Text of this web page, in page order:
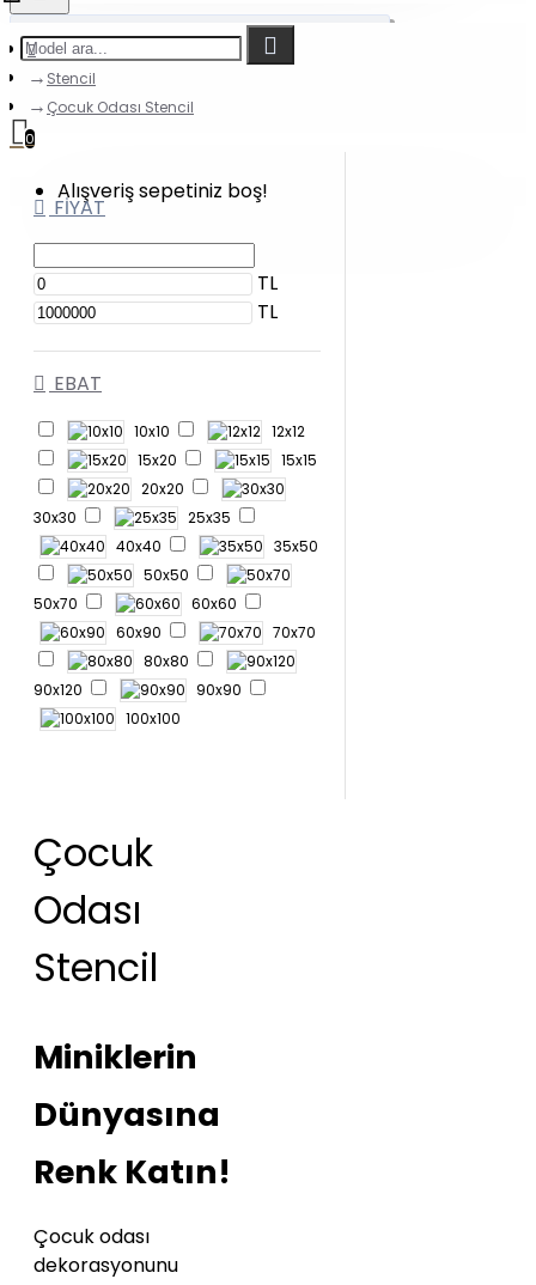
0
Alışveriş sepetiniz boş!
Stencil
Çocuk Odası Stencil
FIYAT
TL
TL
EBAT
10x10
12x12
15x20
15x15
20x20
30x30
25x35
40x40
35x50
50x50
50x70
60x60
60x90
70x70
80x80
90x120
90x90
100x100
Çocuk
Odası
Stencil
Miniklerin
Dünyasına
Renk Katın!
Çocuk odası
dekorasyonunu